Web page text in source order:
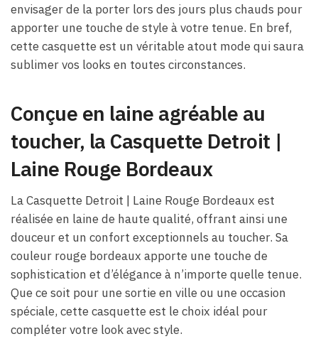
envisager de la porter lors des jours plus chauds pour
apporter une touche de style à votre tenue. En bref,
cette casquette est un véritable atout mode qui saura
sublimer vos looks en toutes circonstances.
Conçue en laine agréable au
toucher, la Casquette Detroit |
Laine Rouge Bordeaux
La Casquette Detroit | Laine Rouge Bordeaux est
réalisée en laine de haute qualité, offrant ainsi une
douceur et un confort exceptionnels au toucher. Sa
couleur rouge bordeaux apporte une touche de
sophistication et d’élégance à n’importe quelle tenue.
Que ce soit pour une sortie en ville ou une occasion
spéciale, cette casquette est le choix idéal pour
compléter votre look avec style.